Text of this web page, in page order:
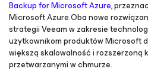
Backupfor Microsoft Azure,
Microsoft Azure.Oba nowe
strategii Veeam w zakresie
użytkownikom produktów Microsoft
większą skalowalność i rozszerzoną
przetwarzanymi w chmurze.